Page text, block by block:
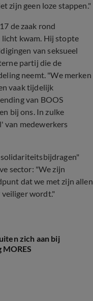
zijn geen loze stappen."
de zaak rond
licht kwam. Hij stopte
van seksueel
partij die de
neemt. "We merken
vaak tijdelijk
van BOOS
bij ons. In zulke
van medewerkers
sector: "We zijn
dat we met zijn allen
wordt."
zich aan bij